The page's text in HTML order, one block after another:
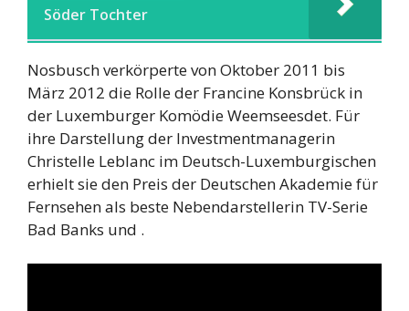
Söder Tochter
Nosbusch verkörperte von Oktober 2011 bis
März 2012 die Rolle der Francine Konsbrück in
der Luxemburger Komödie Weemseesdet. Für
ihre Darstellung der Investmentmanagerin
Christelle Leblanc im Deutsch-Luxemburgischen
erhielt sie den Preis der Deutschen Akademie für
Fernsehen als beste Nebendarstellerin TV-Serie
Bad Banks und .